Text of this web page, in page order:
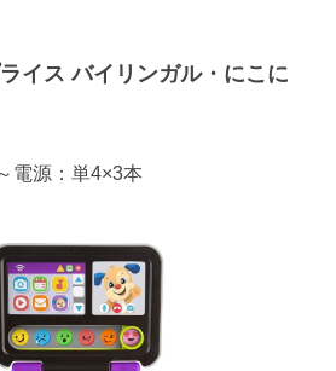
イス バイリンガル・にこに
電源：単4×3本